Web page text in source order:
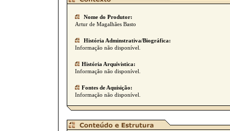
Nome do Produtor:
Artur de Magalhães Basto
História Adminstrativa/Biográfica:
Informação não disponível.
História Arquívistica:
Informação não disponível.
Fontes de Aquisição:
Informação não disponível.